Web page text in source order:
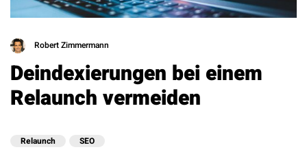
Robert Zimmermann
Deindexierungen bei einem
Relaunch vermeiden
Relaunch SEO